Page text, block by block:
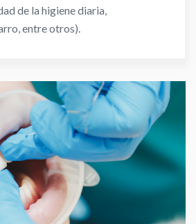
de la higiene diaria,
entre otros).